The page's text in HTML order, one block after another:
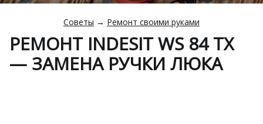
Советы → Ремонт своими руками
РЕМОНТ INDESIT WS 84 TX
— ЗАМЕНА РУЧКИ ЛЮКА